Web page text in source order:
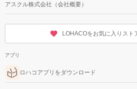
アスクル株式会社（会社概要）
LOHACOをお気に入りスト
アプリ
ロハコアプリをダウンロード